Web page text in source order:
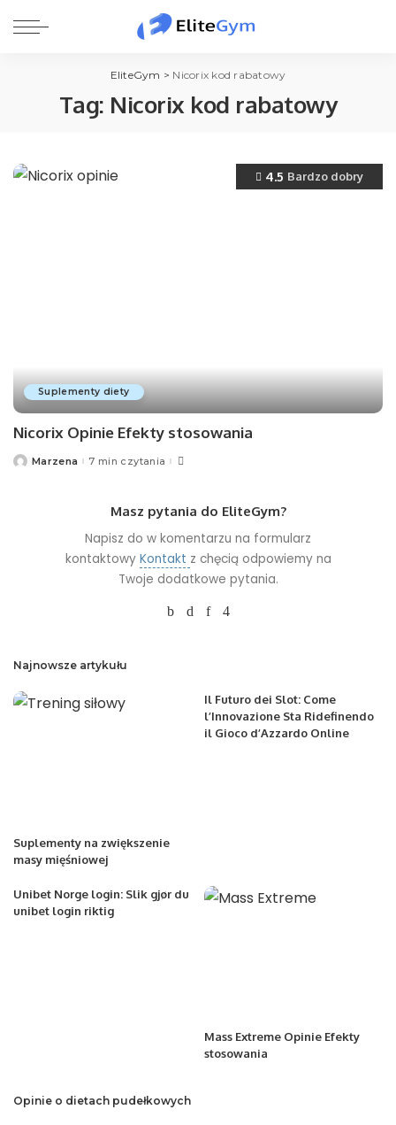
EliteGym > Nicorix kod rabatowy
Tag: Nicorix kod rabatowy
Suplementy diety
4.5 Bardzo dobry
Nicorix Opinie Efekty stosowania
PostedMarzena 7 min czytania
Masz pytania do EliteGym?
Napisz do w komentarzu na formularz
kontaktowy Kontakt z chęcią odpowiemy na
Twoje dodatkowe pytania.
Najnowsze artykułu
Suplementy na zwiększenie
masy mięśniowej
Il Futuro dei Slot: Come
l’Innovazione Sta Ridefinendo
il Gioco d’Azzardo Online
Unibet Norge login: Slik gjør du
unibet login riktig
Mass Extreme Opinie Efekty
stosowania
Opinie o dietach pudełkowych